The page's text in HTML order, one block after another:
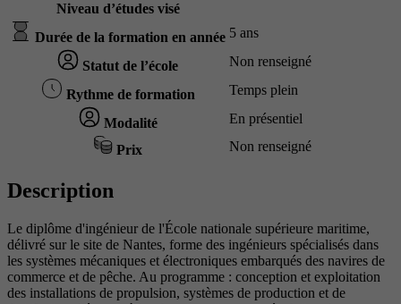
Niveau d’études visé
Durée de la formation en année 5 ans
Statut de l’école Non renseigné
Rythme de formation Temps plein
Modalité En présentiel
Prix Non renseigné
Description
Le diplôme d'ingénieur de l'École nationale supérieure maritime,
délivré sur le site de Nantes, forme des ingénieurs spécialisés dans
les systèmes mécaniques et électroniques embarqués des navires de
commerce et de pêche. Au programme : conception et exploitation
des installations de propulsion, systèmes de production et de